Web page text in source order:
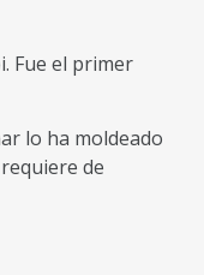
Fue el primer
lo ha moldeado
de